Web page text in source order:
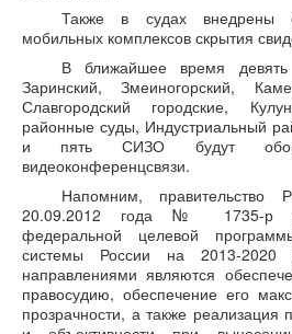
Также в судах внедрены
мобильных комплексов скрытия
В ближайшее время
Заринский, Змеиногорский,
Славгородский городские,
районные суды, Индустриальный
и пять СИЗО будут
видеоконференцсвязи.
Напомним, правительство
20.09.2012 года № 1735-р
федеральной целевой
системы России на 2013-
направлениями являются
правосудию, обеспечение его
прозрачности, а также реализация